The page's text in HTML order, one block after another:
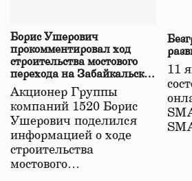
Борис Ушерович
прокомментировал ход
строительства мостового
перехода на Забайкальской
железной дороге
Акционер Группы
компаний 1520 Борис
Ушерович поделился
информацией о ходе
строительства
мостового…
11